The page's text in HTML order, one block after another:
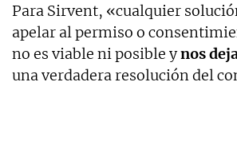
Para Sirvent, «cualquier
apelar al permiso o
no es viable ni posible ynos
una verdadera resolución del